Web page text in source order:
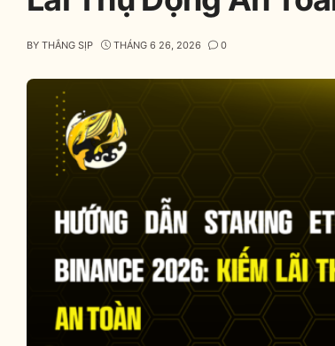
BY THẮNG SỊP THÁNG 6 26, 2026 0